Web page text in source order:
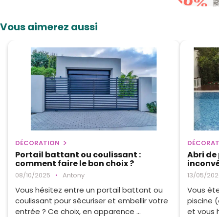
Vous aimerez aussi
DÉCORATION
Portail battant ou coulissant :
comment faire le bon choix ?
08/10/2025 • Antony
Vous hésitez entre un portail battant ou
coulissant pour sécuriser et embellir votre
entrée ? Ce choix, en apparence ...
Abri
13/05/
Vous
piscine
et vous